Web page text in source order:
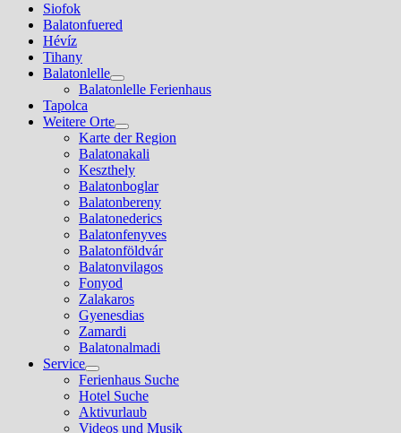
Siofok
Balatonfuered
Hévíz
Tihany
Balatonlelle
Show
sub
Balatonlelle Ferienhaus
Tapolca
Weitere Orte
Show
sub
menu
Karte der Region
Balatonakali
Keszthely
Balatonboglar
Balatonbereny
Balatonederics
Balatonfenyves
Balatonföldvár
Balatonvilagos
Fonyod
Zalakaros
Gyenesdias
Zamardi
Balatonalmadi
Service
Show
sub
menu
Ferienhaus Suche
Hotel Suche
Aktivurlaub
Videos und Musik